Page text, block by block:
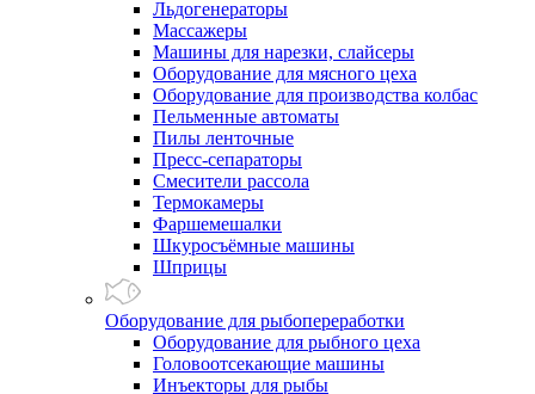
Льдогенераторы
Массажеры
Машины для нарезки, слайсеры
Оборудование для мясного цеха
Оборудование для производства колбас
Пельменные автоматы
Пилы ленточные
Пресс-сепараторы
Смесители рассола
Термокамеры
Фаршемешалки
Шкуросъёмные машины
Шприцы
Оборудование для рыбопереработки
Оборудование для рыбного цеха
Головоотсекающие машины
Инъекторы для рыбы